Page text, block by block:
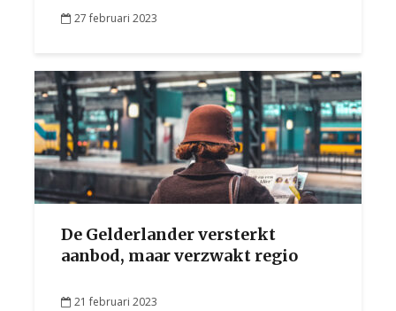
27 februari 2023
De Gelderlander versterkt
aanbod, maar verzwakt regio
21 februari 2023